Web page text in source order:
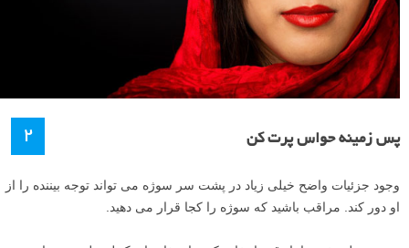
۲ پس زمینه حواس پرت کن
وجود جزئیات واضح خیلی زیاد در پشت سر سوژه می تواند توجه بیننده را از
او دور کند. مراقب باشید که سوژه را کجا قرار می دهید.